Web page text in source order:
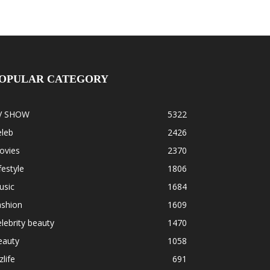
CATEGORY
SHOW
5322
2426
2370
1806
1684
1609
beauty
1470
1058
691